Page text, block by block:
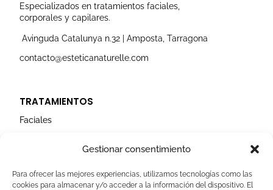
Gestionar consentimiento
Para ofrecer las mejores experiencias, utilizamos tecnologías como las
cookies para almacenar y/o acceder a la información del dispositivo. El
r
a
m
o
k
e
i
n
r
Especializados en tratamientos faciales,
corporales y capilares.
Avinguda Catalunya n.32 | Amposta, Tarragona
contacto@esteticanaturelle.com
TRATAMIENTOS
Faciales